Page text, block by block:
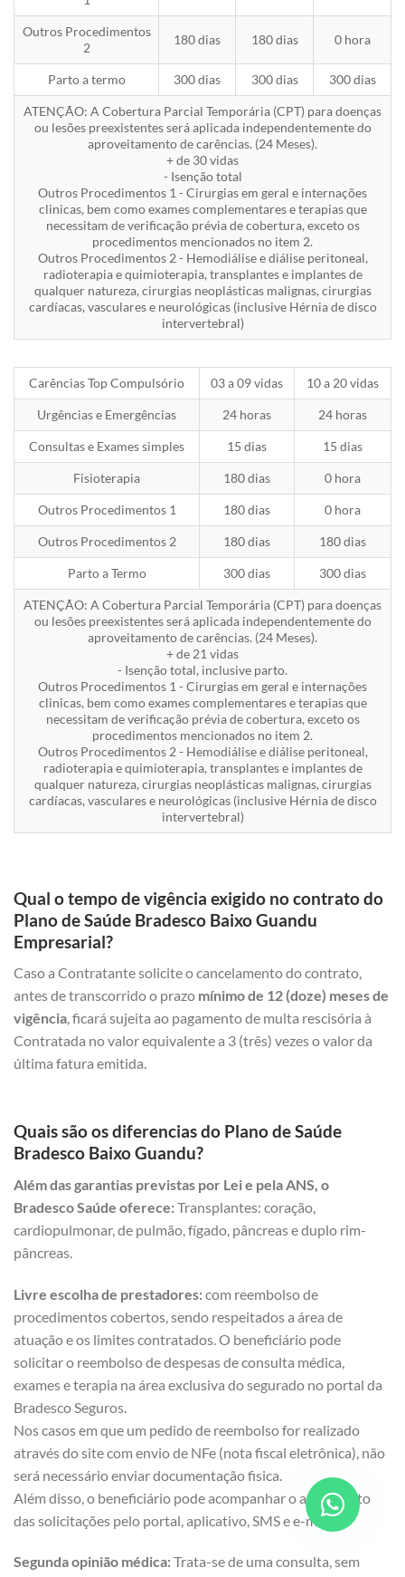
Outros Procedimentos
2
180 dias 180 dias 0 hora
Parto a termo 300 dias 300 dias 300 dias
ATENÇÃO: A Cobertura Parcial Temporária (CPT) para doenças
ou lesões preexistentes será aplicada independentemente do
aproveitamento de carências. (24 Meses).
+ de 30 vidas
- Isenção total
Outros Procedimentos 1 - Cirurgias em geral e internações
clinicas, bem como exames complementares e terapias que
necessitam de verificação prévia de cobertura, exceto os
procedimentos mencionados no item 2.
Outros Procedimentos 2 - Hemodiálise e diálise peritoneal,
radioterapia e quimioterapia, transplantes e implantes de
qualquer natureza, cirurgias neoplásticas malignas, cirurgias
cardíacas, vasculares e neurológicas (inclusive Hérnia de disco
intervertebral)
Carências Top Compulsório 03 a 09 vidas 10 a 20 vidas
Urgências e Emergências 24 horas 24 horas
Consultas e Exames simples 15 dias 15 dias
Fisioterapia 180 dias 0 hora
Outros Procedimentos 1 180 dias 0 hora
Outros Procedimentos 2 180 dias 180 dias
Parto a Termo 300 dias 300 dias
ATENÇÃO: A Cobertura Parcial Temporária (CPT) para doenças
ou lesões preexistentes será aplicada independentemente do
aproveitamento de carências. (24 Meses).
+ de 21 vidas
- Isenção total, inclusive parto.
Outros Procedimentos 1 - Cirurgias em geral e internações
clinicas, bem como exames complementares e terapias que
necessitam de verificação prévia de cobertura, exceto os
procedimentos mencionados no item 2.
Outros Procedimentos 2 - Hemodiálise e diálise peritoneal,
radioterapia e quimioterapia, transplantes e implantes de
qualquer natureza, cirurgias neoplásticas malignas, cirurgias
cardíacas, vasculares e neurológicas (inclusive Hérnia de disco
intervertebral)
Qual o tempo de vigência exigido no contrato do
Plano de Saúde Bradesco Baixo Guandu
Empresarial?
Caso a Contratante solicite o cancelamento do contrato,
antes de transcorrido o prazo mínimo de 12 (doze) meses de
vigência, ficará sujeita ao pagamento de multa rescisória à
Contratada no valor equivalente a 3 (três) vezes o valor da
última fatura emitida.
Quais são os diferencias do Plano de Saúde
Bradesco Baixo Guandu?
Além das garantias previstas por Lei e pela ANS, o
Bradesco Saúde oferece:Transplantes: coração,
cardiopulmonar, de pulmão, fígado, pâncreas e duplo rim-
pâncreas.
Livre escolha de prestadores:com reembolso de
procedimentos cobertos, sendo respeitados a área de
atuação e os limites contratados. O beneficiário pode
solicitar o reembolso de despesas de consulta médica,
exames e terapia na área exclusiva do segurado no portal da
Bradesco Seguros.
Nos casos em que um pedido de reembolso for realizado
através do site com envio de NFe (nota fiscal eletrônica), não
será necessário enviar documentação fisica.
Além disso, o beneficiário pode acompanhar o andamento
das solicitações pelo portal, aplicativo, SMS e e-mail.
Segunda opinião médica:Trata-se de uma consulta, sem